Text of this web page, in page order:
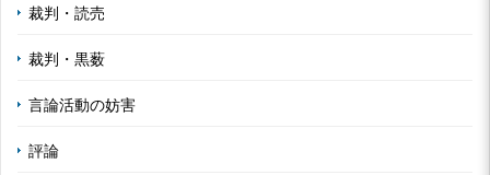
裁判・読売
裁判・黒薮
言論活動の妨害
評論